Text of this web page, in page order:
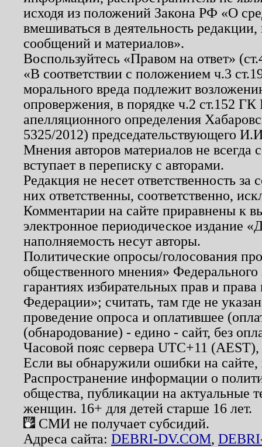
исходя из положений Закона РФ «О
вмешиваться в деятельность
сообщений и материалов».
Воспользуйтесь «Правом на ответ»
«В соответствии с положением ч.3
морального вреда подлежит
опровержения, в порядке ч.2 ст.152
апелляционного определения
5325/2012) председательствующего
Мнения авторов материалов не
вступает в переписку с авторами.
Редакция не несет ответственность
них ответственны, соответственно,
Комментарии на сайте приравнены к
электронное периодическое издание
наполняемость несут авторы.
Политические опросы/голосования
общественного мнения»
гарантиях избирательных прав и
Федерации»; считать, там где не
проведение опроса и оплатившее
(обнародование) - едино - сайт, без
Часовой пояс сервера UTC+11
Если вы обнаружили ошибки на
Распространение информации о
общества, публикации на актуальные
женщин. 16+ для детей старше 16 лет.
СМИ не получает субсидий.
Адреса сайта: DEBRI-DV.COM,